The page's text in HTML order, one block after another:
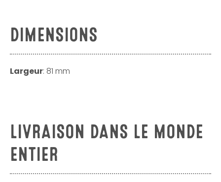
DIMENSIONS
Largeur: 81 mm
LIVRAISON DANS LE MONDE
ENTIER